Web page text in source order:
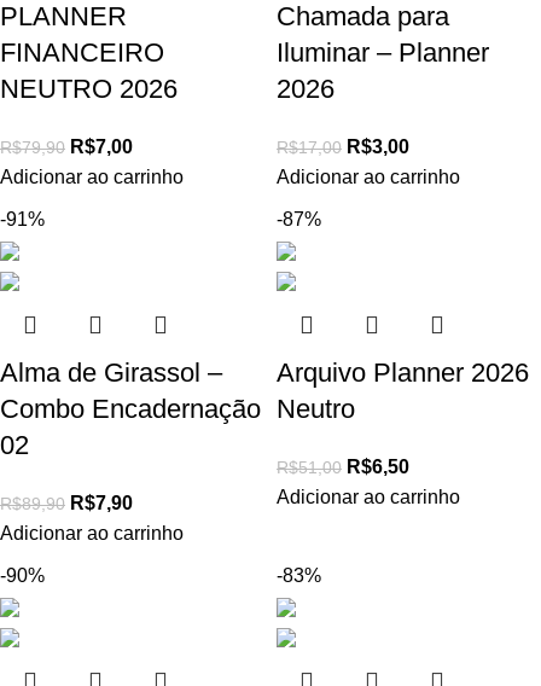
PLANNER
FINANCEIRO
NEUTRO 2026
R$79,90 R$7,00
Adicionar ao carrinho
Chamada para
Iluminar – Planner
2026
R$17,00 R$3,00
Adicionar ao carrinho
-91%
Alma de Girassol –
Combo Encadernação
02
R$89,90 R$7,90
Adicionar ao carrinho
-87%
Arquivo Planner 2026
Neutro
R$51,00 R$6,50
Adicionar ao carrinho
-90% -83%